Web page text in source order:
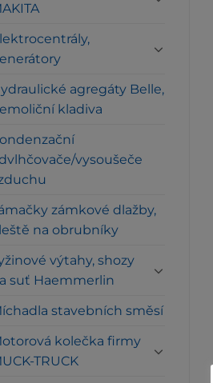
agregáty Belle,
kladiva
vysoušeče
zámkové dlažby,
na obrubníky
výtahy, shozy
suť Haemmerlin
stavebních směsí
kolečka firmy
TRUCK